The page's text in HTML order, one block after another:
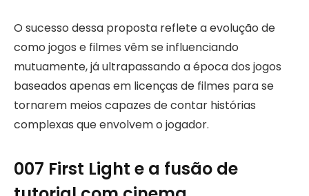
O sucesso dessa proposta reflete a evolução de
como jogos e filmes vêm se influenciando
mutuamente, já ultrapassando a época dos jogos
baseados apenas em licenças de filmes para se
tornarem meios capazes de contar histórias
complexas que envolvem o jogador.
007 First Light e a fusão de